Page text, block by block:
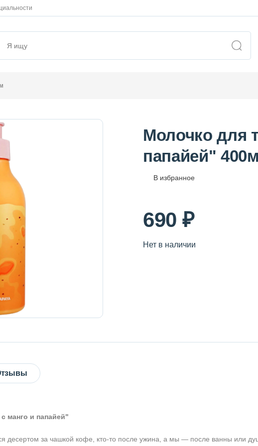
Молочко для
папайей"
В избранное
690 ₽
Нет в наличии
манго и папайей"
десертом за чашкой кофе, кто-то после ужина, а мы — после ванны или